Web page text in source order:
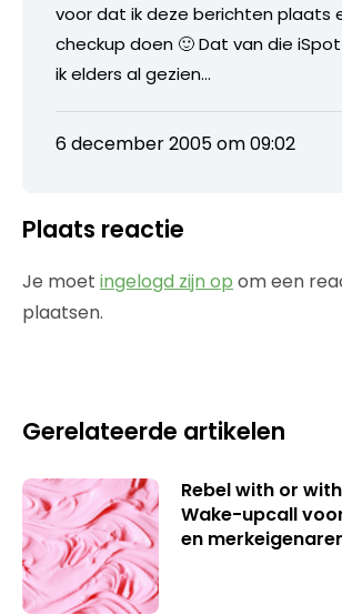
voor dat ik deze berichten plaats
checkup doen 🙂 Dat van die
ik elders al gezien…
6 december 2005 om 09:02
Plaats reactie
Je moet ingelogd zijn op om een
plaatsen.
Gerelateerde artikelen
Rebel with or
Wake-upcall
en